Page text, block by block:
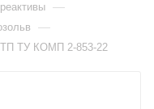
—
—
ТУ КОМП 2-853-22